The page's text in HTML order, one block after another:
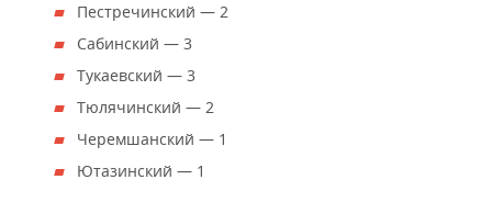
Пестречинский — 2
Сабинский — 3
Тукаевский — 3
Тюлячинский — 2
Черемшанский — 1
Ютазинский — 1